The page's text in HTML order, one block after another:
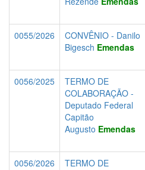
0055/2026
CONVÊNIO - Danilo
Bigesch Emendas
0056/2025
TERMO DE
COLABORAÇÃO -
Deputado Federal
Capitão
Augusto Emendas
0056/2026
TERMO DE